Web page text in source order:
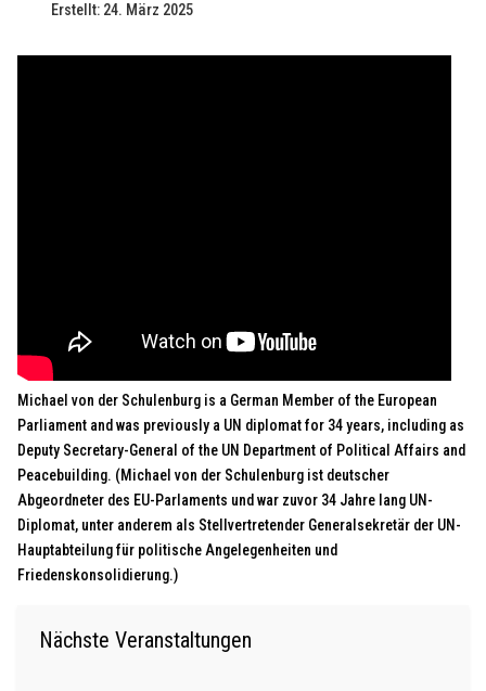
Erstellt: 24. März 2025
Michael von der Schulenburg is a German Member of the European
Parliament and was previously a UN diplomat for 34 years, including as
Deputy Secretary-General of the UN Department of Political Affairs and
Peacebuilding. (Michael von der Schulenburg ist deutscher
Abgeordneter des EU-Parlaments und war zuvor 34 Jahre lang UN-
Diplomat, unter anderem als Stellvertretender Generalsekretär der UN-
Hauptabteilung für politische Angelegenheiten und
Friedenskonsolidierung.)
Nächste Veranstaltungen